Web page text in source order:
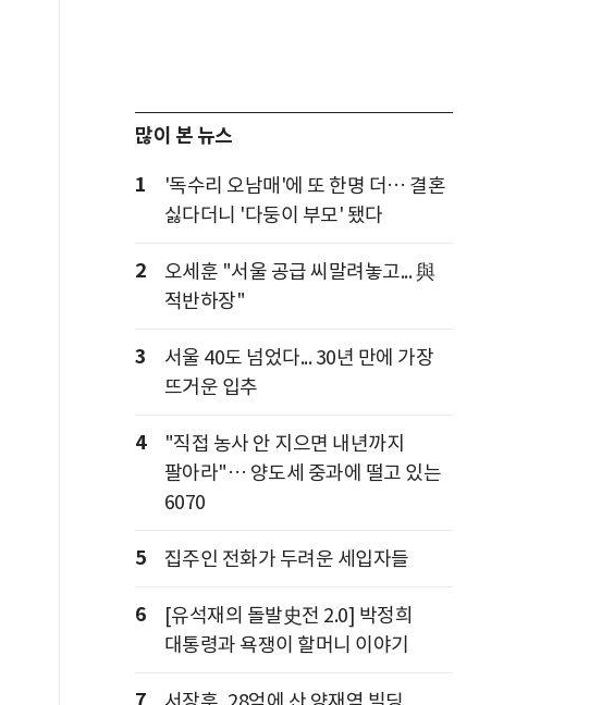
많이 본 뉴스
1
'독수리 오남매'에 또 한명 더… 결혼
싫다더니 '다둥이 부모' 됐다
2
오세훈 "서울 공급 씨말려놓고... 與
적반하장"
3
서울 40도 넘었다... 30년 만에 가장
뜨거운 입추
4
"직접 농사 안 지으면 내년까지
팔아라"… 양도세 중과에 떨고 있는
6070
5 집주인 전화가 두려운 세입자들
6
[유석재의 돌발史전 2.0] 박정희
대통령과 욕쟁이 할머니 이야기